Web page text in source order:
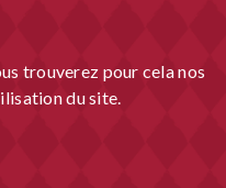
trouverez pour cela nos
du site.